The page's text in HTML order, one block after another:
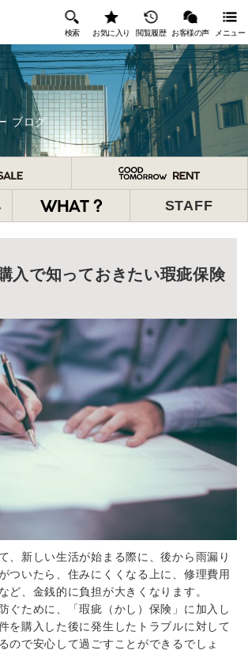
検索 お気に入り 閲覧履歴 お客様の声 メニュー
ブログ
STAFF
入で知っておきたい瑕疵保険
、新しい生活が始まる際に、後から雨漏り
ついたら、住みにくくなる上に、修理費用
ど、金銭的に負担が大きくなります。
ぐために、「瑕疵（かし）保険」に加入し
を購入した後に発生したトラブルに対して
ので安心して過ごすことができるでしょ